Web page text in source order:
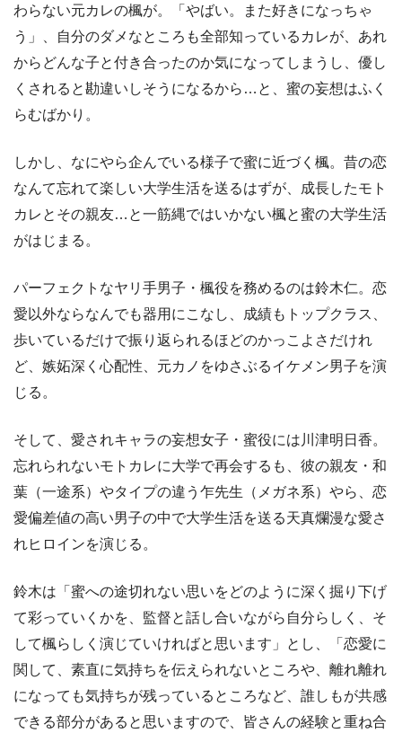
わらない元カレの楓が。「やばい。また好きになっちゃ
う」、自分のダメなところも全部知っているカレが、あれ
からどんな子と付き合ったのか気になってしまうし、優し
くされると勘違いしそうになるから…と、蜜の妄想はふく
らむばかり。
しかし、なにやら企んでいる様子で蜜に近づく楓。昔の恋
なんて忘れて楽しい大学生活を送るはずが、成長したモト
カレとその親友…と一筋縄ではいかない楓と蜜の大学生活
がはじまる。
パーフェクトなヤリ手男子・楓役を務めるのは鈴木仁。恋
愛以外ならなんでも器用にこなし、成績もトップクラス、
歩いているだけで振り返られるほどのかっこよさだけれ
ど、嫉妬深く心配性、元カノをゆさぶるイケメン男子を演
じる。
そして、愛されキャラの妄想女子・蜜役には川津明日香。
忘れられないモトカレに大学で再会するも、彼の親友・和
葉（一途系）やタイプの違う乍先生（メガネ系）やら、恋
愛偏差値の高い男子の中で大学生活を送る天真爛漫な愛さ
れヒロインを演じる。
鈴木は「蜜への途切れない思いをどのように深く掘り下げ
て彩っていくかを、監督と話し合いながら自分らしく、そ
して楓らしく演じていければと思います」とし、「恋愛に
関して、素直に気持ちを伝えられないところや、離れ離れ
になっても気持ちが残っているところなど、誰しもが共感
できる部分があると思いますので、皆さんの経験と重ね合